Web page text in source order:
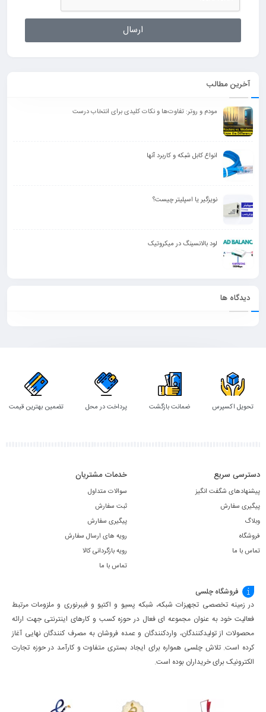
ارسال
آخرین مطالب
مودم و روتر: تفاوت‌ها و نکات کلیدی برای انتخاب درست
انواع کابل شبکه و کاربرد آنها
نویزگیر یا اسپلیتر چیست؟
لود بالانسینگ در میکروتیک
دیدگاه ها
تحویل اکسپرس ضمانت بازگشت پرداخت در محل تضمین بهترین قیمت
دسترسی سریع
پیشنهادهای شگفت انگیز
پیگیری سفارش
وبلاگ
فروشگاه
تماس با ما
خدمات مشتریان
سوالات متداول
ثبت سفارش
پیگیری سفارش
رویه های ارسال سفارش
رویه بازگردانی کالا
تماس با ما
فروشگاه چلسی
در زمینه تخصصی تجهیزات شبکه، شبکه پسیو و اکتیو و فیبرنوری و ملزومات مرتبط
فعالیت خود به عنوان مجموعه ای فعال در حوزه کسب ‌و کارهای اینترنتی جهت ارائه
محصولات از تولیدکنندگان، واردکنندگان و عمده فروشان به مصرف کنندگان نهایی آغاز
کرده است. تلاش چلسی همواره برای ایجاد بستری متفاوت و کارآمد در حوزه تجارت
الکترونیک برای خریداران بوده است.